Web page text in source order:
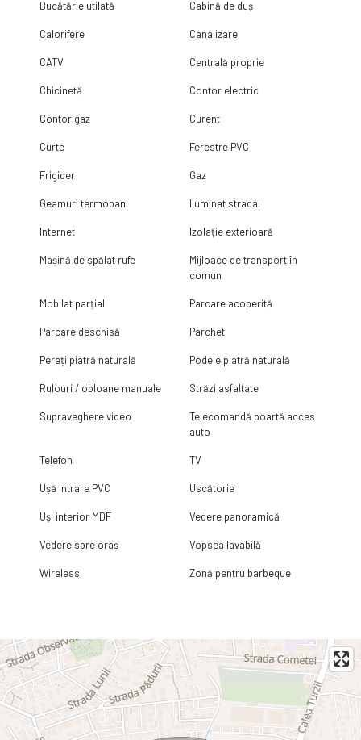
Bucătărie utilată Cabină de duș
Calorifere Canalizare
CATV Centrală proprie
Chicinetă Contor electric
Contor gaz Curent
Curte Ferestre PVC
Frigider Gaz
Geamuri termopan Iluminat stradal
Internet Izolație exterioară
Mașină de spălat rufe
Mijloace de transport în
comun
Mobilat parțial Parcare acoperită
Parcare deschisă Parchet
Pereți piatră naturală Podele piatră naturală
Rulouri / obloane manuale Străzi asfaltate
Supraveghere video
Telecomandă poartă acces
auto
Telefon TV
Ușă intrare PVC Uscătorie
Uși interior MDF Vedere panoramică
Vedere spre oraș Vopsea lavabilă
Wireless Zonă pentru barbeque